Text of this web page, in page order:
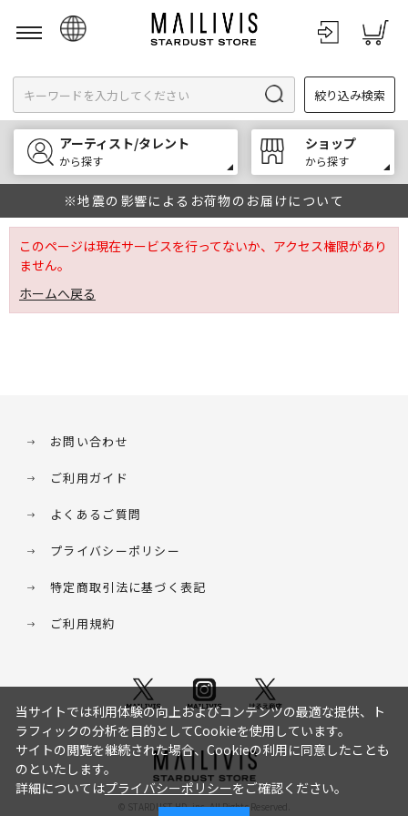
English
한국어
中文
絞り込み検索
アーティスト/タレント
から探す
ショップ
から探す
※地震の影響によるお荷物のお届けについて
このページは現在サービスを行ってないか、アクセス権限があり
ません。
ホームへ戻る
お問い合わせ
ご利用ガイド
よくあるご質問
プライバシーポリシー
特定商取引法に基づく表記
ご利用規約
© STARDUST HD. inc. All Rights Reserved.
当サイトでは利用体験の向上およびコンテンツの最適な提供、ト
ラフィックの分析を目的としてCookieを使用しています。
サイトの閲覧を継続された場合、Cookieの利用に同意したことも
のといたします。
詳細についてはプライバシーポリシーをご確認ください。